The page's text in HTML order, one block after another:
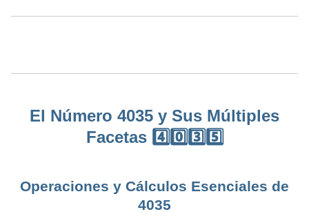
El Número 4035 y Sus Múltiples
Facetas 4️⃣0️⃣3️⃣5️⃣
Operaciones y Cálculos Esenciales de
4035